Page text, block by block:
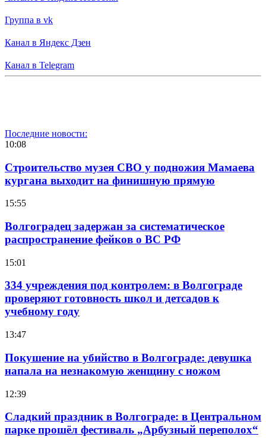
Группа в vk
Канал в Яндекс Дзен
Канал в Telegram
Последние новости:
10:08
Строительство музея СВО у подножия Мамаева
кургана выходит на финишную прямую
15:55
Волгоградец задержан за систематическое
распространение фейков о ВС РФ
15:01
334 учреждения под контролем: в Волгограде
проверяют готовность школ и детсадов к
учебному году
13:47
Покушение на убийство в Волгограде: девушка
напала на незнакомую женщину с ножом
12:39
Сладкий праздник в Волгограде: в Центральном
парке прошёл фестиваль „Арбузный переполох“